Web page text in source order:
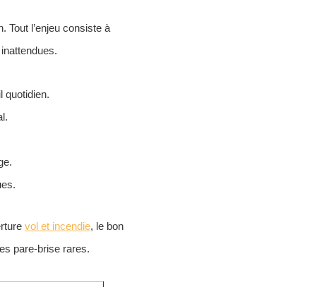
Tout l’enjeu consiste à
quotidien.
vol et incendie, le bon
pare-brise rares.